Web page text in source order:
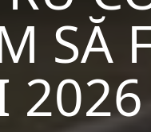
SĂ